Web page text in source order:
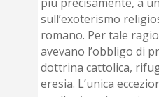
sull’exoterismo
romano. Per tale
avevano l’obbligo di
dottrina cattolica,
eresia. L’unica